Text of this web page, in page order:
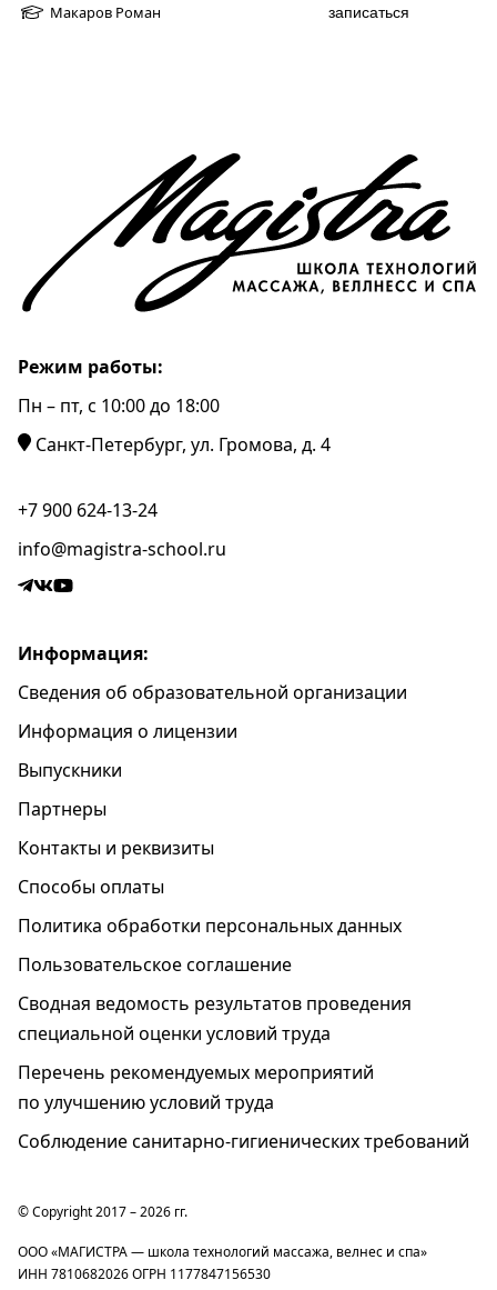
Макаров Роман
записаться
Режим работы:
Пн – пт, c 10:00 до 18:00
Санкт-Петербург, ул. Громова, д. 4
+7 900 624-13-24
info@magistra-school.ru
Информация:
Сведения об образовательной организации
Информация о лицензии
Выпускники
Партнеры
Контакты и реквизиты
Способы оплаты
Политика обработки персональных данных
Пользовательское соглашение
Cводная ведомость результатов проведения
специальной оценки условий труда
Перечень рекомендуемых мероприятий
по улучшению условий труда
Соблюдение санитарно-гигиенических требований
© Copyright 2017 – 2026 гг.
ООО «МАГИСТРА — школа технологий массажа, велнес и спа»
ИНН 7810682026 ОГРН 1177847156530